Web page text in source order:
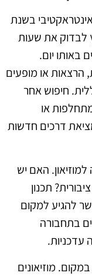
בשנת
לבדוק את שעות
באותו יום.
הרצאות או מופעים
חיפוש אחר
מתחלפות או
דרכים חדשות
האם יש
תכנון
להגיע למקום
בתחבורה
עדכניות.
מוזיאונים